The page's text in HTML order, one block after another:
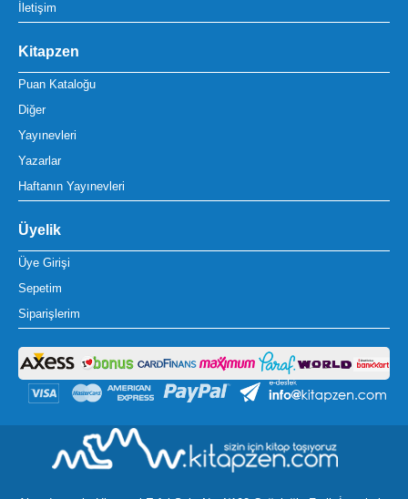
İletişim
Kitapzen
Puan Kataloğu
Diğer
Yayınevleri
Yazarlar
Haftanın Yayınevleri
Üyelik
Üye Girişi
Sepetim
Siparişlerim